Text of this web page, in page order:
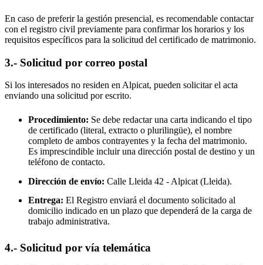
En caso de preferir la gestión presencial, es recomendable contactar
con el registro civil previamente para confirmar los horarios y los
requisitos específicos para la solicitud del certificado de matrimonio.
3.- Solicitud por correo postal
Si los interesados no residen enAlpicat, pueden solicitar el acta
enviando una solicitud por escrito.
Procedimiento: Se debe redactar una carta indicando el tipo
de certificado (literal, extracto o plurilingüe), el nombre
completo de ambos contrayentes y la fecha del matrimonio.
Es imprescindible incluir una dirección postal de destino y un
teléfono de contacto.
Dirección de envío: Calle Lleida 42 - Alpicat (Lleida).
Entrega: El Registro enviará el documento solicitado al
domicilio indicado en un plazo que dependerá de la carga de
trabajo administrativa.
4.- Solicitud por vía telemática